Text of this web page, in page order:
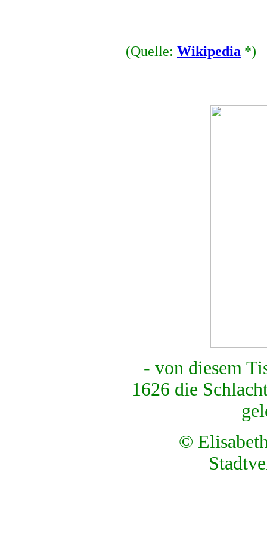
(Quelle: Wikipedia *)
- von diesem
1626 die
©